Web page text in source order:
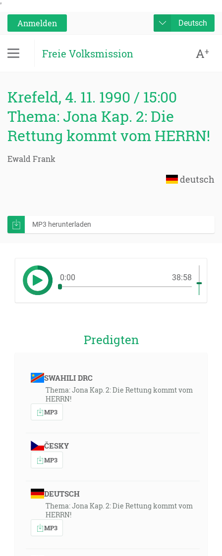
'
Anmelden
Deutsch
Freie Volksmission A+
Krefeld, 4. 11. 1990 / 15:00
Thema: Jona Kap. 2: Die
Rettung kommt vom HERRN!
Ewald Frank
deutsch
MP3 herunterladen
0:00 38:58
Predigten
SWAHILI DRC
Thema: Jona Kap. 2: Die Rettung kommt vom
HERRN!
MP3
ČESKY
MP3
DEUTSCH
Thema: Jona Kap. 2: Die Rettung kommt vom
HERRN!
MP3